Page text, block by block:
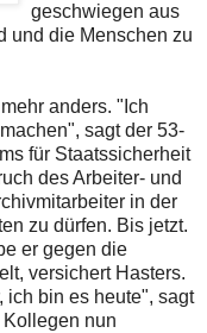
geschwiegen aus
und die Menschen zu
anders. "Ich
sagt der 53-
für Staatssicherheit
des Arbeiter- und
in der
zu dürfen. Bis jetzt.
er gegen die
versichert Hasters.
ich bin es heute", sagt
nun